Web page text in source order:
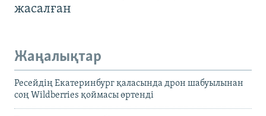
жасалған
Жаңалықтар
Ресейдің Екатеринбург қаласында дрон шабуылынан
соң Wildberries қоймасы өртенді